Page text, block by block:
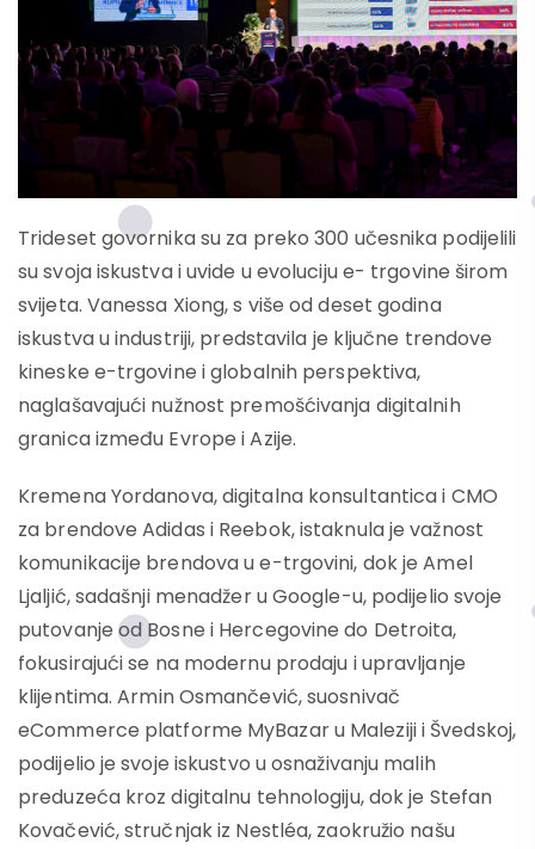
Trideset govornika su za preko 300 učesnika podijelili
su svoja iskustva i uvide u evoluciju e- trgovine širom
svijeta. Vanessa Xiong, s više od deset godina
iskustva u industriji, predstavila je ključne trendove
kineske e-trgovine i globalnih perspektiva,
naglašavajući nužnost premošćivanja digitalnih
granica između Evrope i Azije.
Kremena Yordanova, digitalna konsultantica i CMO
za brendove Adidas i Reebok, istaknula je važnost
komunikacije brendova u e-trgovini, dok je Amel
Ljaljić, sadašnji menadžer u Google-u, podijelio svoje
putovanje od Bosne i Hercegovine do Detroita,
fokusirajući se na modernu prodaju i upravljanje
klijentima. Armin Osmančević, suosnivač
eCommerce platforme MyBazar u Maleziji i Švedskoj,
podijelio je svoje iskustvo u osnaživanju malih
preduzeća kroz digitalnu tehnologiju, dok je Stefan
Kovačević, stručnjak iz Nestléa, zaokružio našu